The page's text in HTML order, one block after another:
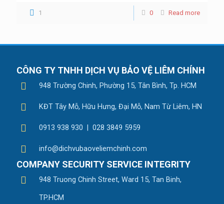
1 0 Read more
CÔNG TY TNHH DỊCH VỤ BẢO VỆ LIÊM CHÍNH
948 Trường Chinh, Phường 15, Tân Bình, Tp. HCM
KĐT Tây Mỗ, Hữu Hưng, Đại Mỗ, Nam Từ Liêm, HN
0913 938 930 | 028 3849 5959
info@dichvubaoveliemchinh.com
COMPANY SECURITY SERVICE INTEGRITY
948 Truong Chinh Street, Ward 15, Tan Binh,
TP.HCM